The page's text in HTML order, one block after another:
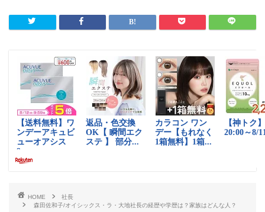
HOME
社長
森田佐和子/オイシックス・ラ・大地社長の経歴や学歴は？家族はどんな人？